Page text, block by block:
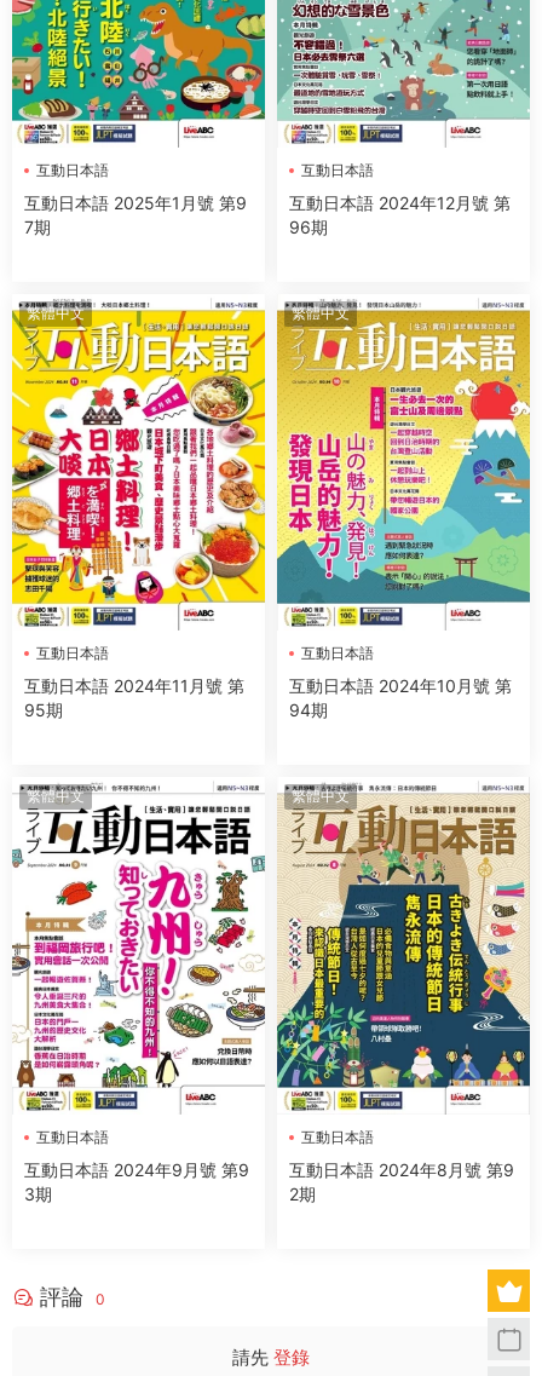
互動日本語
互動日本語 2025年1月號 第9
7期
互動日本語
互動日本語 2024年12月號 第
96期
繁體中文
互動日本語
互動日本語 2024年11月號 第
95期
繁體中文
互動日本語
互動日本語 2024年10月號 第
94期
繁體中文
互動日本語
互動日本語 2024年9月號 第9
3期
繁體中文
互動日本語
互動日本語 2024年8月號 第9
2期
評論 0
請先 登錄